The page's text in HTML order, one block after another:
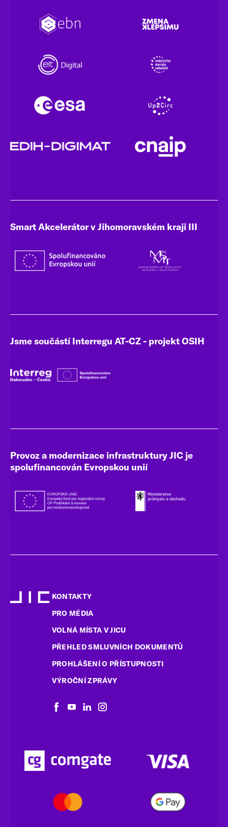
Smart Akcelerátor v Jihomoravském kraji III
Jsme součástí Interregu AT-CZ - projekt OSIH
Provoz a modernizace infrastruktury JIC je
spolufinancován Evropskou unií
KONTAKTY
PRO MÉDIA
VOLNÁ MÍSTA V JICU
PŘEHLED SMLUVNÍCH DOKUMENTŮ
PROHLÁŠENÍ O PŘÍSTUPNOSTI
VÝROČNÍ ZPRÁVY